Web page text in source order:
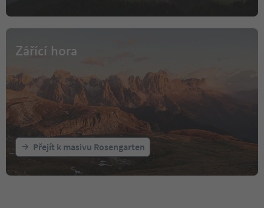
Zářící hora
Přejít k masivu Rosengarten